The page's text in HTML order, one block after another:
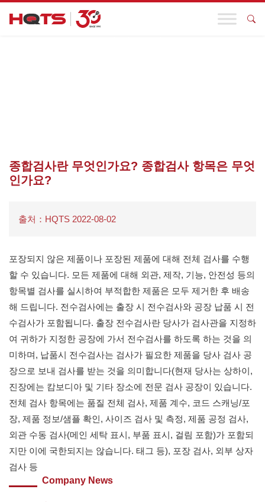
종합검사란 무엇인가요? 종합검사 항목은 무엇
인가요?
출처：HQTS 2022-08-02
포장되지 않은 제품이나 포장된 제품에 대해 전체 검사를 수행
할 수 있습니다. 모든 제품에 대해 외관, 제작, 기능, 안전성 등의
항목별 검사를 실시하여 부적합한 제품은 모두 제거한 후 배송
해 드립니다. 전수검사에는 출장 시 전수검사와 공장 납품 시 전
수검사가 포함됩니다. 출장 전수검사란 당사가 검사관을 지정하
여 귀하가 지정한 공장에 가서 전수검사를 하도록 하는 것을 의
미하며, 납품시 전수검사는 검사가 필요한 제품을 당사 검사 공
장으로 보내 검사를 받는 것을 의미합니다(현재 당사는 상하이,
진장에는 캄보디아 및 기타 장소에 전문 검사 공장이 있습니다.
전체 검사 항목에는 품질 전체 검사, 제품 계수, 코드 스캐닝/포
장, 제품 정보/샘플 확인, 사이즈 검사 및 측정, 제품 공정 검사,
외관 수동 검사(메인 세탁 표시, 부품 표시, 걸림 포함)가 포함되
지만 이에 국한되지는 않습니다. 태그 등), 포장 검사, 외부 상자
검사 등
Company News